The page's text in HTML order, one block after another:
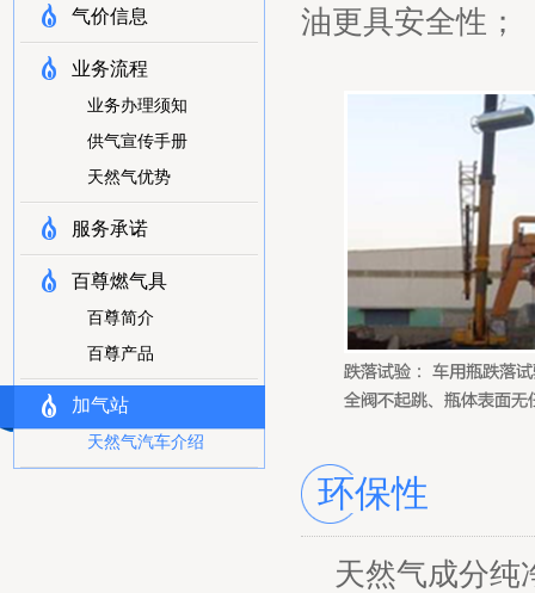
气价信息
业务流程
业务办理须知
供气宣传手册
天然气优势
服务承诺
百尊燃气具
百尊简介
百尊产品
加气站
天然气汽车介绍
油更具安全性；
环保性
天然气成分纯